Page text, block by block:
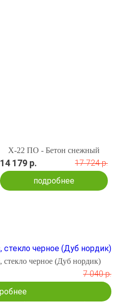
X-22 ПО - Бетон снежный
14 179 р.
17 724 р.
подробнее
черное (Дуб нордик)
7 040 р.